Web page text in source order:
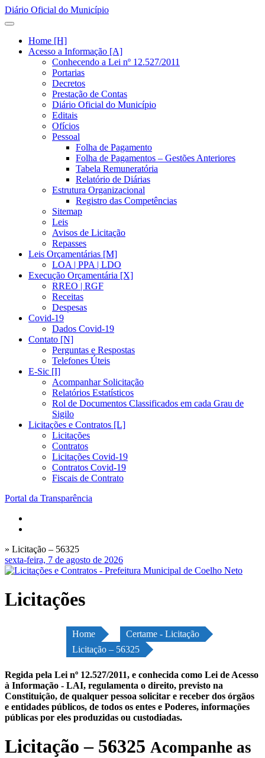
Diário Oficial do Município
Home [H]
Acesso a Informação [A]
Conhecendo a Lei nº 12.527/2011
Portarias
Decretos
Prestação de Contas
Diário Oficial do Município
Editais
Ofícios
Pessoal
Folha de Pagamento
Folha de Pagamentos – Gestões Anteriores
Tabela Remuneratória
Relatório de Diárias
Estrutura Organizacional
Registro das Competências
Sitemap
Leis
Avisos de Licitação
Repasses
Leis Orçamentárias [M]
LOA | PPA | LDO
Execução Orçamentária [X]
RREO | RGF
Receitas
Despesas
Covid-19
Dados Covid-19
Contato [N]
Perguntas e Respostas
Telefones Úteis
E-Sic [I]
Acompanhar Solicitação
Relatórios Estatísticos
Rol de Documentos Classificados em cada Grau de
Sigilo
Licitações e Contratos [L]
Licitações
Contratos
Licitações Covid-19
Contratos Covid-19
Fiscais de Contrato
Portal da Transparência
» Licitação – 56325
sexta-feira, 7 de agosto de 2026
Licitações
Home
Certame - Licitação
Licitação – 56325
Regida pela Lei nº 12.527/2011, e conhecida como Lei de Acesso
à Informação - LAI, regulamenta o direito, previsto na
Constituição, de qualquer pessoa solicitar e receber dos órgãos
e entidades públicos, de todos os entes e Poderes, informações
públicas por eles produzidas ou custodiadas.
Licitação – 56325 Acompanhe as